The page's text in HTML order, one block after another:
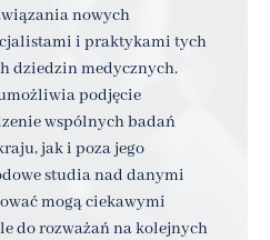
nowych
i praktykami tych
dziedzin medycznych.
podjęcie
wspólnych badań
jak i poza jego
studia nad danymi
mogą ciekawymi
do rozważań na kolejnych